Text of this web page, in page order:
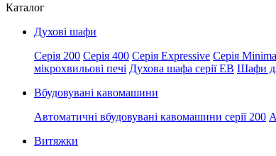
Каталог
Духові шафи
Серія 200 Серія 400 Серія Expressive Серія
мікрохвильові печі Духова шафа серії EB Шафи
Вбудовувані кавомашини
Автоматичні вбудовувані кавомашини серії 200
Витяжки